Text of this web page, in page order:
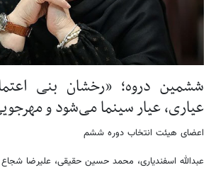
ششمین دروه؛ «رخشان بنی
عیاری، عیار سینما می‌شود و
اعضای هیئت انتخاب دوره ششم
عبدالله اسفندیاری، محمد حسین حقیقی، علیرضا